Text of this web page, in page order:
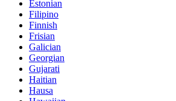
Estonian
Filipino
Finnish
Frisian
Galician
Georgian
Gujarati
Haitian
Hausa